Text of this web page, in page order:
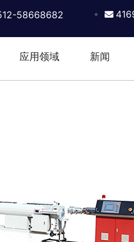
58668682
应用领域 新闻